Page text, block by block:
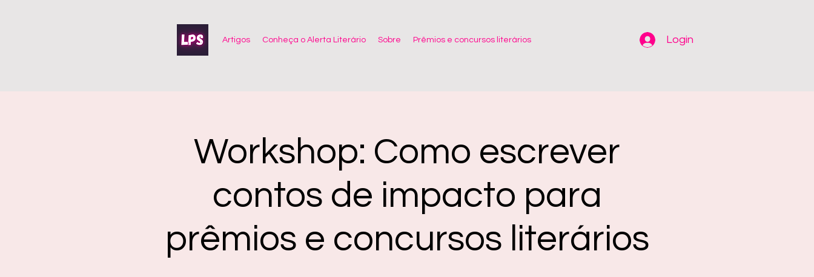
Artigos Conheça o Alerta Literário Sobre Prêmios e concursos literários Login
Workshop: Como escrever
contos de impacto para
prêmios e concursos literários